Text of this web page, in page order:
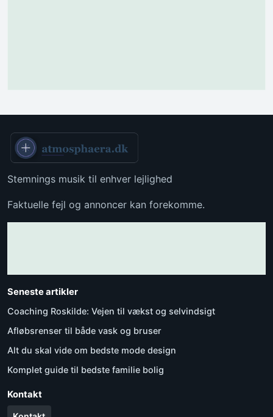
Stemnings musik til enhver lejlighed
Faktuelle fejl og annoncer kan forekomme.
Seneste artikler
Coaching Roskilde: Vejen til vækst og selvindsigt
Afløbsrenser til både vask og bruser
Alt du skal vide om bedste mode design
Komplet guide til bedste familie bolig
Kontakt